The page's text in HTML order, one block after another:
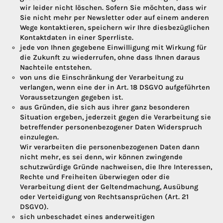
wir leider nicht löschen. Sofern Sie möchten, dass wir
Sie nicht mehr per Newsletter oder auf einem anderen
Wege kontaktieren, speichern wir Ihre diesbezüglichen
Kontaktdaten in einer Sperrliste.
jede von Ihnen gegebene Einwilligung mit Wirkung für
die Zukunft zu wiederrufen, ohne dass Ihnen daraus
Nachteile entstehen.
von uns die Einschränkung der Verarbeitung zu
verlangen, wenn eine der in Art. 18 DSGVO aufgeführten
Voraussetzungen gegeben ist.
aus Gründen, die sich aus ihrer ganz besonderen
Situation ergeben, jederzeit gegen die Verarbeitung sie
betreffender personenbezogener Daten Widerspruch
einzulegen.
Wir verarbeiten die personenbezogenen Daten dann
nicht mehr, es sei denn, wir können zwingende
schutzwürdige Gründe nachweisen, die Ihre Interessen,
Rechte und Freiheiten überwiegen oder die
Verarbeitung dient der Geltendmachung, Ausübung
oder Verteidigung von Rechtsansprüchen (Art. 21
DSGVO).
sich unbeschadet eines anderweitigen